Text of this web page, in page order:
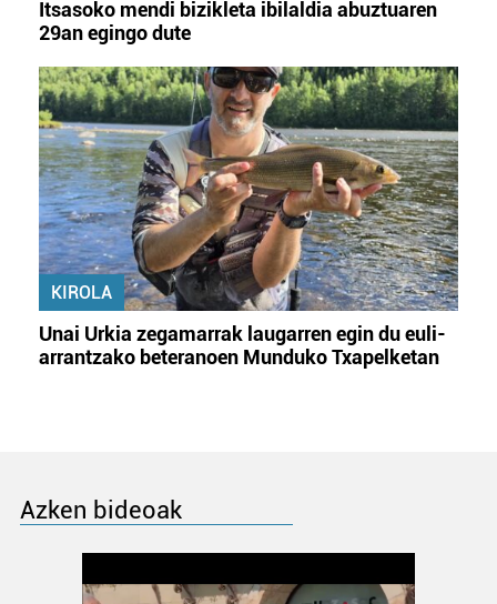
Itsasoko mendi bizikleta ibilaldia abuztuaren
29an egingo dute
KIROLA
Unai Urkia zegamarrak laugarren egin du euli-
arrantzako beteranoen Munduko Txapelketan
Azken bideoak